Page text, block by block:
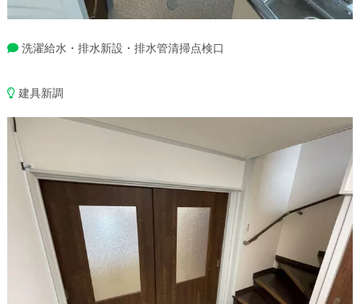
洗濯給水・排水新設・排水管清掃点検口
建具新調